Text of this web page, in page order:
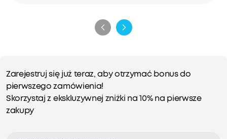
Zarejestruj się już teraz, aby otrzymać bonus do
pierwszego zamówienia!
Skorzystaj z ekskluzywnej zniżki na 10% na pierwsze
zakupy